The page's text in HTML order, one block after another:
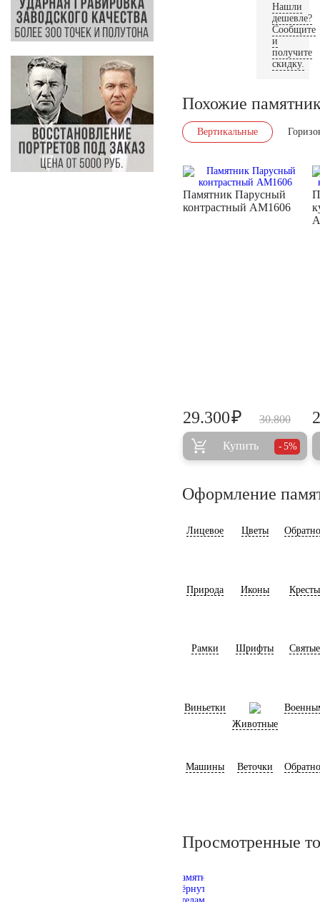
Нашли
дешевле?
Сообщите
и
получите
скидку.
Похожие
Вертикальные
Памятник Парусный
контрастный AM1606
30.800
29.300₽
Купить 5%
Оформление
Лицевое Цветы
Природа Иконы Кресты
Рамки Шрифты Святые
Виньетки
Животные
Машины Веточки
Просмотренные